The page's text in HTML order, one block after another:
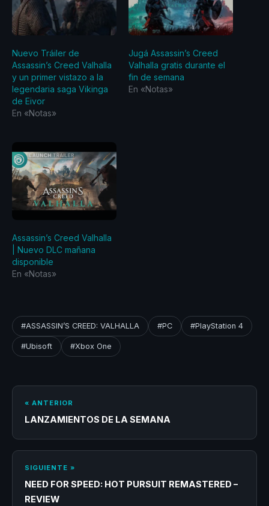
Nuevo Tráiler de
Assassin’s Creed Valhalla
y un primer vistazo a la
legendaria saga Vikinga
de Eivor
En «Notas»
Jugá Assassin’s Creed
Valhalla gratis durante el
fin de semana
En «Notas»
Assassin’s Creed Valhalla
| Nuevo DLC mañana
disponible
En «Notas»
#ASSASSIN’S CREED: VALHALLA #PC #PlayStation 4
#Ubisoft #Xbox One
« ANTERIOR
LANZAMIENTOS DE LA SEMANA
SIGUIENTE »
NEED FOR SPEED: HOT PURSUIT REMASTERED –
REVIEW